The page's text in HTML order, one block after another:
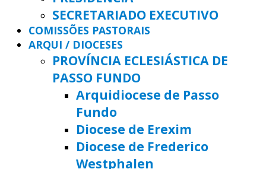
SECRETARIADO EXECUTIVO
COMISSÕES PASTORAIS
ARQUI / DIOCESES
PROVÍNCIA ECLESIÁSTICA DE
PASSO FUNDO
Arquidiocese de Passo
Fundo
Diocese de Erexim
Diocese de Frederico
Westphalen